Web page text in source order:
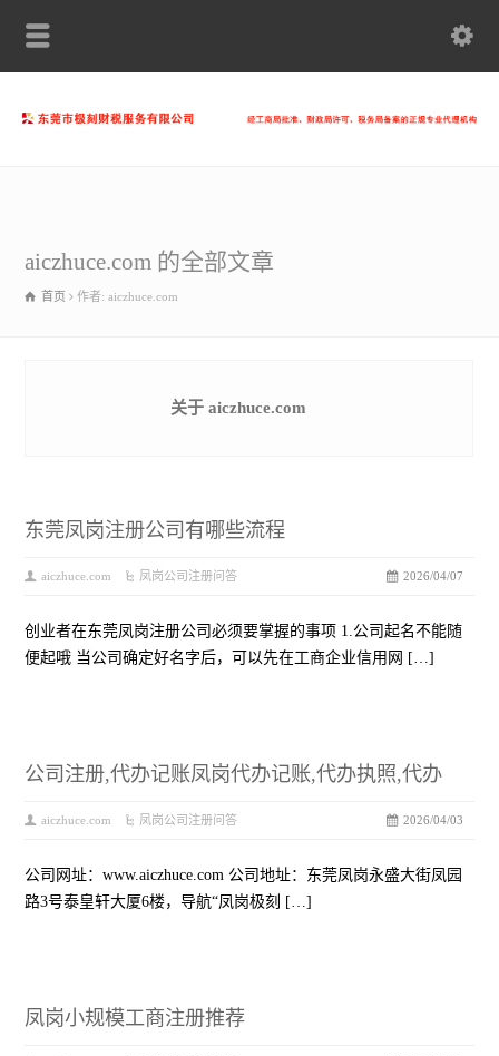
aiczhuce.com 的全部文章
首页 作者: aiczhuce.com
关于 aiczhuce.com
东莞凤岗注册公司有哪些流程
2026/04/07
aiczhuce.com 凤岗公司注册问答
创业者在东莞凤岗注册公司必须要掌握的事项 1.公司起名不能随
便起哦 当公司确定好名字后，可以先在工商企业信用网 […]
公司注册,代办记账凤岗代办记账,代办执照,代办
2026/04/03
aiczhuce.com 凤岗公司注册问答
公司网址：www.aiczhuce.com 公司地址：东莞凤岗永盛大街凤园
路3号泰皇轩大厦6楼，导航“凤岗极刻 […]
凤岗小规模工商注册推荐